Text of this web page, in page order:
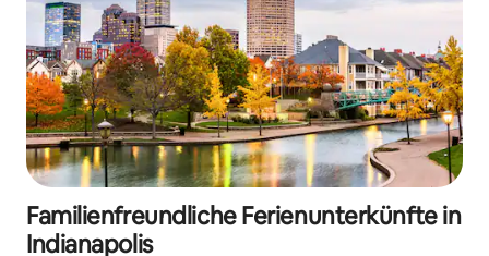
Familienfreundliche Ferienunterkünfte in
Indianapolis